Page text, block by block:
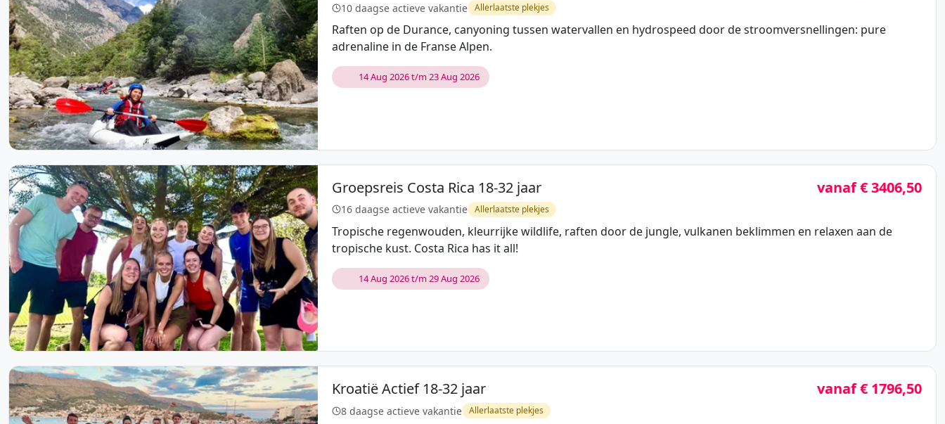
10 daagse actieve vakantie Allerlaatste plekjes
Raften op de Durance, canyoning tussen watervallen en hydrospeed door de stroomversnellingen: pure
adrenaline in de Franse Alpen.
14 Aug 2026 t/m 23 Aug 2026
Groepsreis Costa Rica 18-32 jaar vanaf € 3406,50
16 daagse actieve vakantie Allerlaatste plekjes
Tropische regenwouden, kleurrijke wildlife, raften door de jungle, vulkanen beklimmen en relaxen aan de
tropische kust. Costa Rica has it all!
14 Aug 2026 t/m 29 Aug 2026
Kroatië Actief 18-32 jaar vanaf € 1796,50
8 daagse actieve vakantie Allerlaatste plekjes